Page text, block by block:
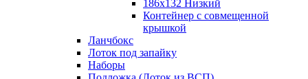
186х132 Низкий
Контейнер с совмещенной
крышкой
Ланчбокс
Лоток под запайку
Наборы